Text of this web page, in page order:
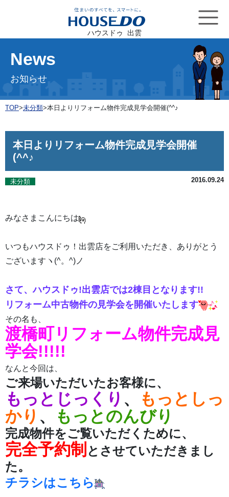
ハウスドゥ 出雲
News
お知らせ
TOP>未分類>本日よりリフォーム物件完成見学会開催(^^♪
本日よりリフォーム物件完成見学会開催
(^^♪
未分類 2016.09.24
みなさまこんにちは
いつもハウスドゥ！出雲店をご利用いただき、ありがとう
ございますヽ(^。^)ノ
さて、ハウスドゥ!出雲店では2棟目となります!!
リフォーム中古物件の見学会を開催いたします
その名も、
渡橋町リフォーム物件完成見
学会!!!!!
なんと今回は、
ご来場いただいたお客様に、
もっとじっくり 、
もっとしっ
かり 、 もっとのんびり
完成物件をご覧いただくために、
完全予約制 とさせていただきまし
た。
チラシはこちら